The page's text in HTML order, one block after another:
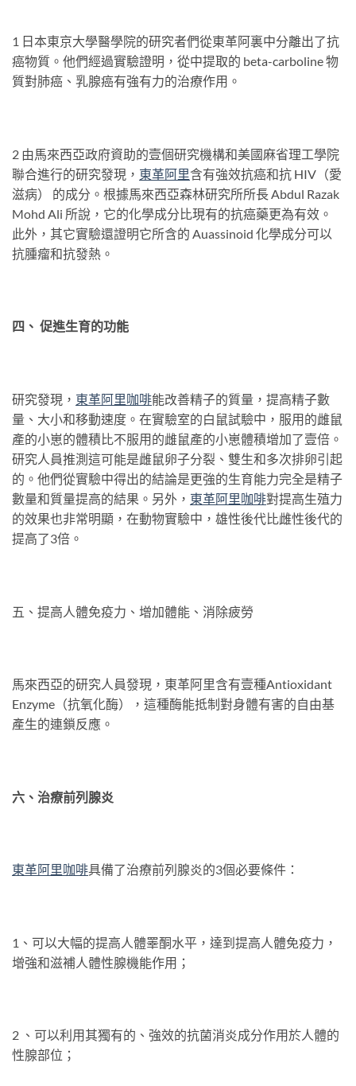
1 日本東京大學醫學院的研究者們從東革阿裏中分離出了抗
癌物質。他們經過實驗證明，從中提取的 beta-carboline 物
質對肺癌、乳腺癌有強有力的治療作用。
2 由馬來西亞政府資助的壹個研究機構和美國麻省理工學院
聯合進行的研究發現， 東革阿里含有強效抗癌和抗 HIV（愛
滋病） 的成分。根據馬來西亞森林研究所所長 Abdul Razak
Mohd Ali 所說，它的化學成分比現有的抗癌藥更為有效。
此外，其它實驗還證明它所含的 Auassinoid 化學成分可以
抗腫瘤和抗發熱。
四、 促進生育的功能
研究發現， 東革阿里咖啡能改善精子的質量，提高精子數
量、大小和移動速度。在實驗室的白鼠試驗中，服用的雌鼠
產的小崽的體積比不服用的雌鼠產的小崽體積增加了壹倍。
研究人員推測這可能是雌鼠卵子分裂、雙生和多次排卵引起
的。他們從實驗中得出的結論是更強的生育能力完全是精子
數量和質量提高的結果。另外， 東革阿里咖啡對提高生殖力
的效果也非常明顯，在動物實驗中，雄性後代比雌性後代的
提高了3倍。
五、提高人體免疫力、增加體能、消除疲勞
馬來西亞的研究人員發現，東革阿里含有壹種Antioxidant
Enzyme（抗氧化酶），這種酶能抵制對身體有害的自由基
產生的連鎖反應。
六、治療前列腺炎
東革阿里咖啡具備了治療前列腺炎的3個必要條件：
1、可以大幅的提高人體睪酮水平，達到提高人體免疫力，
增強和滋補人體性腺機能作用；
2 、可以利用其獨有的、強效的抗菌消炎成分作用於人體的
性腺部位；